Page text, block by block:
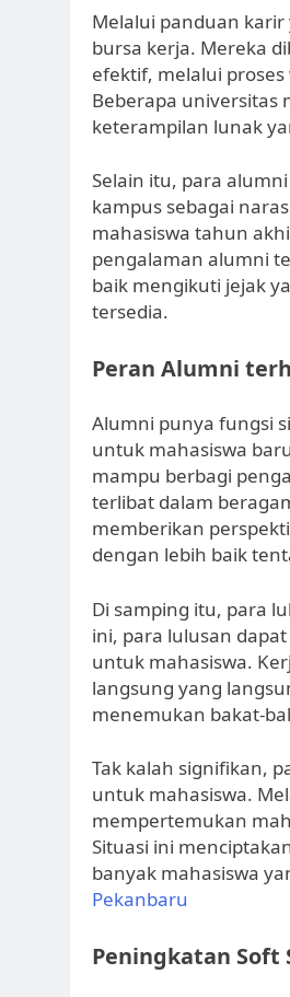
Melalui panduan karir
bursa kerja. Mereka
efektif, melalui
Beberapa universitas
keterampilan lunak
Selain itu, para
kampus sebagai
mahasiswa tahun
pengalaman alumni
baik mengikuti jejak
tersedia.
Peran Alumni
Alumni punya fungsi
untuk mahasiswa
mampu berbagi
terlibat dalam
memberikan
dengan lebih baik
Di samping itu, para
ini, para lulusan
untuk mahasiswa.
langsung yang
menemukan bakat-
Tak kalah signifikan,
untuk mahasiswa.
mempertemukan
Situasi ini
banyak mahasiswa
Pekanbaru
Peningkatan Soft